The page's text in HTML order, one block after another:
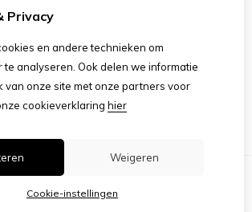
Privacy
en andere technieken om
analyseren. Ook delen we informatie
van onze site met onze partners voor
cookieverklaring hier
Weigeren
Cookie-instellingen